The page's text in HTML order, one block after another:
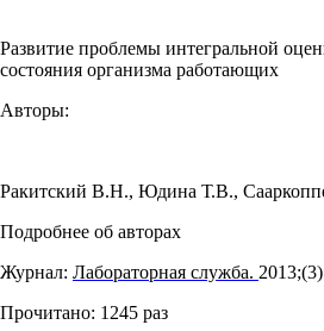
Развитие проблемы интегральной
состояния организма работающих
Авторы:
Ракитский В.Н., Юдина Т.В.,
Подробнее об авторах
Журнал: Лабораторная служба.
Прочитано: 1245 раз